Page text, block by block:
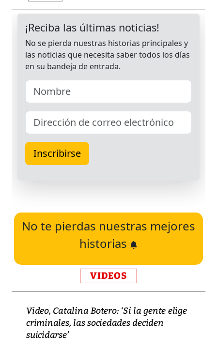
No te pierdas nuestras mejores
historias
VIDEOS
Video, Catalina Botero: ‘Si la gente elige
criminales, las sociedades deciden
suicidarse’